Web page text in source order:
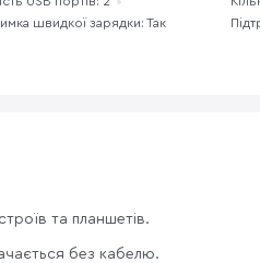
швидкої зарядки: Так
та планшетів.
без кабелю.